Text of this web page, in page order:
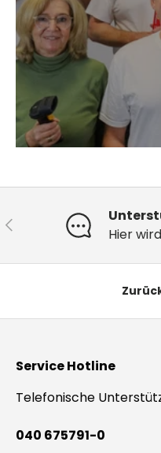
Vorherige
Hier
Service Hotline
Telefonische
040 675791-0